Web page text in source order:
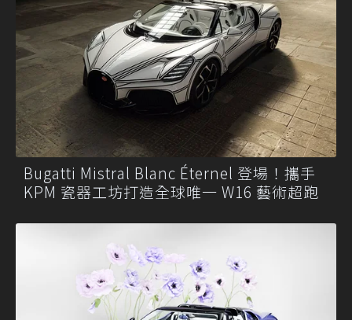
Bugatti Mistral Blanc Éternel 登場！攜手
KPM 瓷器工坊打造全球唯一 W16 藝術超跑